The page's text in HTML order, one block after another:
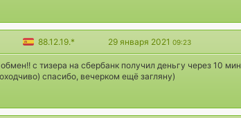
88.12.19.* 29 января 2021 09:23
с тизера на сбербанк получил деньгу через 10
спасибо, вечерком ещё загляну)